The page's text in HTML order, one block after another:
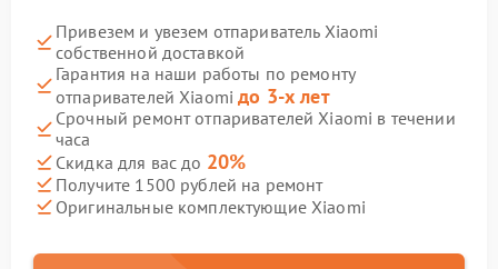
Привезем и увезем отпариватель Xiaomi
собственной доставкой
Гарантия на наши работы по ремонту
отпаривателей Xiaomiдо 3-х лет
Срочный ремонт отпаривателей Xiaomi в течении
часа
Скидка для вас до 20%
Получите 1500 рублей на ремонт
Оригинальные комплектующие Xiaomi